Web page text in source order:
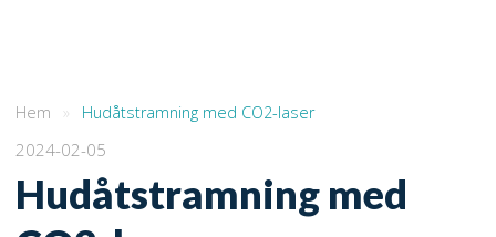
Hem » Hudåtstramning med CO2-laser
2024-02-05
Hudåtstramning med